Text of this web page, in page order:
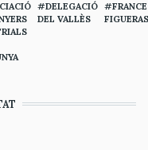
DELEGACIÓ
DEL VALLÈS
FIGUERAS